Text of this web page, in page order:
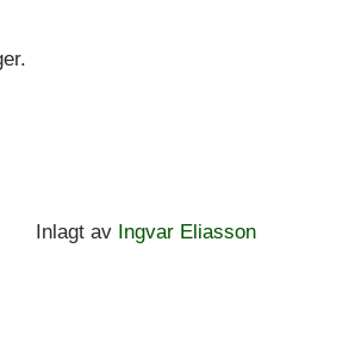
Inlagt av Ingvar Eliasson